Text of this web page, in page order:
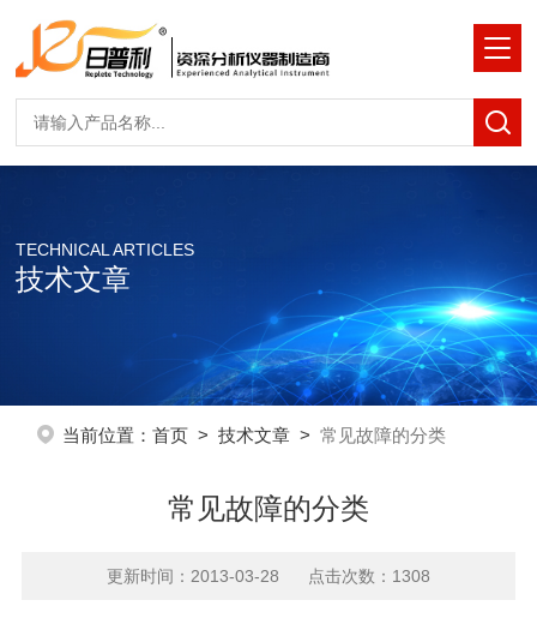
TECHNICAL ARTICLES
技术文章
当前位置： 首页> 技术文章> 常见故障的分类
常见故障的分类
更新时间：2013-03-28 点击次数：1308